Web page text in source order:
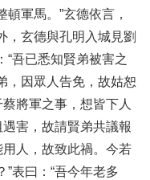
軍馬。”玄德依言，
，玄德與孔明入城見劉
“吾已悉知賢弟被害之
，因眾人告免，故姑恕
將軍之事，想皆下人
遇害，故請賢弟共議報
用人，故致此禍。今若
表曰：“吾今年老多